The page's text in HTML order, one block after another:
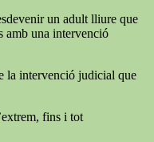
un adult lliure que
amb una intervenció
la intervenció judicial que
fins i tot